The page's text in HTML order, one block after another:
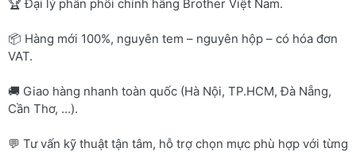
🏆 Đại lý phân phối chính hãng Brother Việt Nam.
📦 Hàng mới 100%, nguyên tem – nguyên hộp – có hóa đơn
VAT.
🚚 Giao hàng nhanh toàn quốc (Hà Nội, TP.HCM, Đà Nẵng,
Cần Thơ, …).
💬 Tư vấn kỹ thuật tận tâm, hỗ trợ chọn mực phù hợp với từng